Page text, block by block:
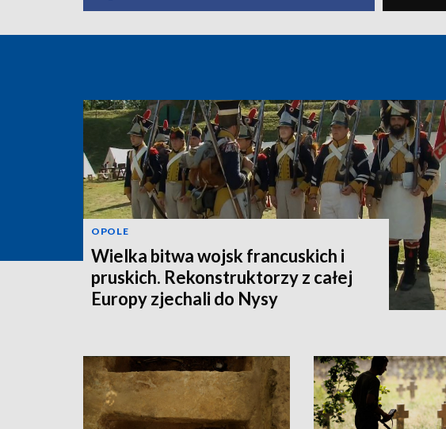
OPOLE
Wielka bitwa wojsk francuskich i
pruskich. Rekonstruktorzy z całej
Europy zjechali do Nysy